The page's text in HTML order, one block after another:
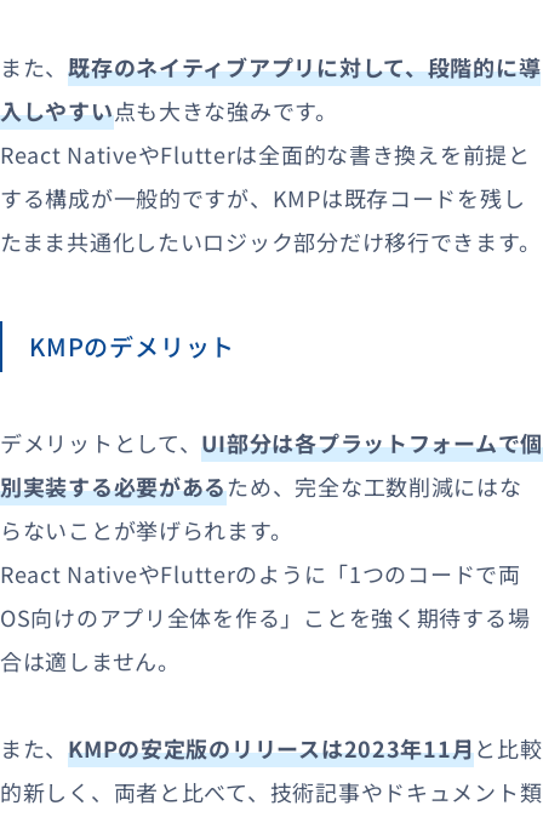
また、既存のネイティブアプリに対して、段階的に導
入しやすい点も大きな強みです。
React NativeやFlutterは全面的な書き換えを前提と
する構成が一般的ですが、KMPは既存コードを残し
たまま共通化したいロジック部分だけ移行できます。
KMPのデメリット
デメリットとして、UI部分は各プラットフォームで個
別実装する必要があるため、完全な工数削減にはな
らないことが挙げられます。
React NativeやFlutterのように「1つのコードで両
OS向けのアプリ全体を作る」ことを強く期待する場
合は適しません。
また、KMPの安定版のリリースは2023年11月と比較
的新しく、両者と比べて、技術記事やドキュメント類